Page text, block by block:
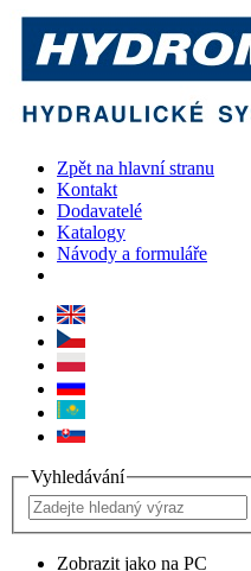
Zpět na hlavní stranu
Kontakt
Dodavatelé
Katalogy
Návody a formuláře
Vyhledávání
Zobrazit jako na PC